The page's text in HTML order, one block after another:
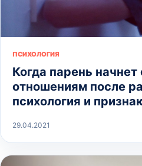
ПСИХОЛОГИЯ
Когда парень начнет
отношениям после
психология и
29.04.2021